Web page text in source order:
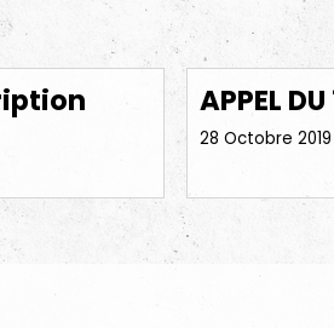
APPEL
28 Octobre 2019